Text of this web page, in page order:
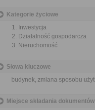
Kategorie życiowe
Inwestycja
Działalność gospodarcza
Nieruchomość
Słowa kluczowe
budynek, zmiana sposobu
Miejsce składania dokumentów